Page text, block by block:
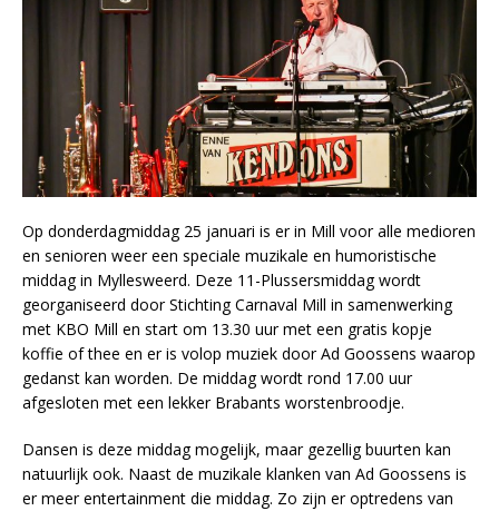
Op donderdagmiddag 25 januari is er in Mill voor alle medioren
en senioren weer een speciale muzikale en humoristische
middag in Myllesweerd. Deze 11-Plussersmiddag wordt
georganiseerd door Stichting Carnaval Mill in samenwerking
met KBO Mill en start om 13.30 uur met een gratis kopje
koffie of thee en er is volop muziek door Ad Goossens waarop
gedanst kan worden. De middag wordt rond 17.00 uur
afgesloten met een lekker Brabants worstenbroodje.
Dansen is deze middag mogelijk, maar gezellig buurten kan
natuurlijk ook. Naast de muzikale klanken van Ad Goossens is
er meer entertainment die middag. Zo zijn er optredens van